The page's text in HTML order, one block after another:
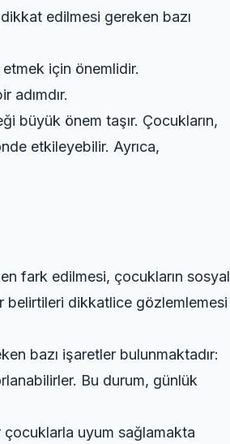
edilmesi gereken bazı
için önemlidir.
adımdır.
büyük önem taşır. Çocukların,
etkileyebilir. Ayrıca,
fark edilmesi, çocukların sosyal
belirtileri dikkatlice gözlemlemesi
bazı işaretler bulunmaktadır:
Bu durum, günlük
uyum sağlamakta